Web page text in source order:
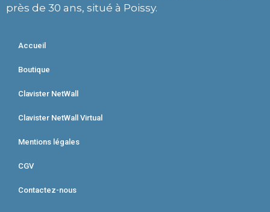
près de 30 ans, situé à Poissy.
Accueil
Boutique
Clavister NetWall
Clavister NetWall Virtual
Mentions légales
CGV
Contactez-nous